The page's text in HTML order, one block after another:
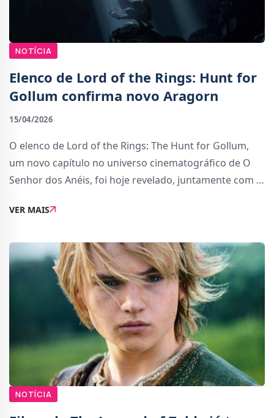
NOTÍCIA
Elenco de Lord of the Rings: Hunt for
Gollum confirma novo Aragorn
15/04/2026
O elenco de Lord of the Rings: The Hunt for Gollum,
um novo capítulo no universo cinematográfico de O
Senhor dos Anéis, foi hoje revelado, juntamente com o
filme partilhou um poster animado,
VER MAIS
NOTÍCIA